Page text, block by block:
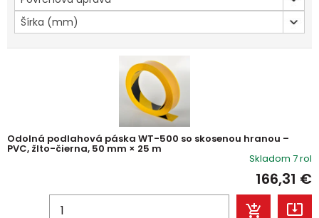
Šírka (mm)
Odolná podlahová páska WT-500 so skosenou hranou –
PVC, žlto-čierna, 50 mm × 25 m
Skladom 7 rol
166,31 €